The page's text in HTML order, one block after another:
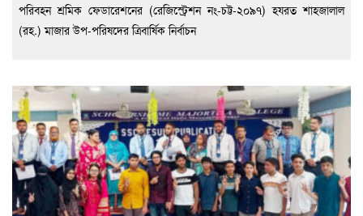
পরিবহন শ্রমিক ফেডারেশনের (রেজিস্ট্রেশন নং-চট্ট-২০৯৭) হযরত শাহজালাল
(রহ.) মাজার উপ-পরিষদের ত্রিবার্ষিক নির্বাচন